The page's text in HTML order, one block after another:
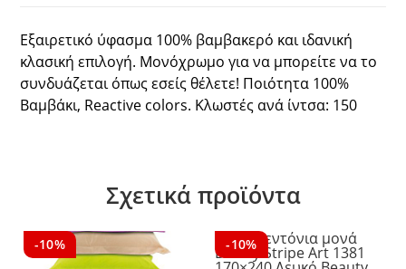
Εξαιρετικό ύφασμα 100% βαμβακερό και ιδανική
κλασική επιλογή. Μονόχρωμο για να μπορείτε να το
συνδυάζεται όπως εσείς θέλετε! Ποιότητα 100%
Βαμβάκι, Reactive colors. Κλωστές ανά ίντσα: 150
Σχετικά προϊόντα
-10% -10%